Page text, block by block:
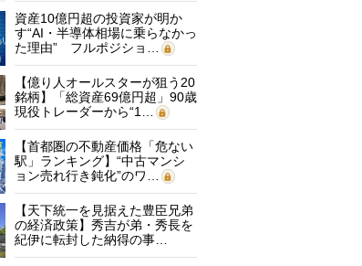
資産10億円超の投資家が明か
す“AI・半導体相場に乗らなかっ
た理由” フルポジショ…
【億り人オールスターが狙う20
銘柄】「総資産69億円超」90歳
現役トレーダーから“1…
【首都圏の不動産価格「危ない
駅」ランキング】“中古マンシ
ョン売れ行き鈍化”のワ…
【天下統一を見据えた豊臣兄弟
の経済政策】秀吉が弟・秀長を
紀伊に転封した納得の事…